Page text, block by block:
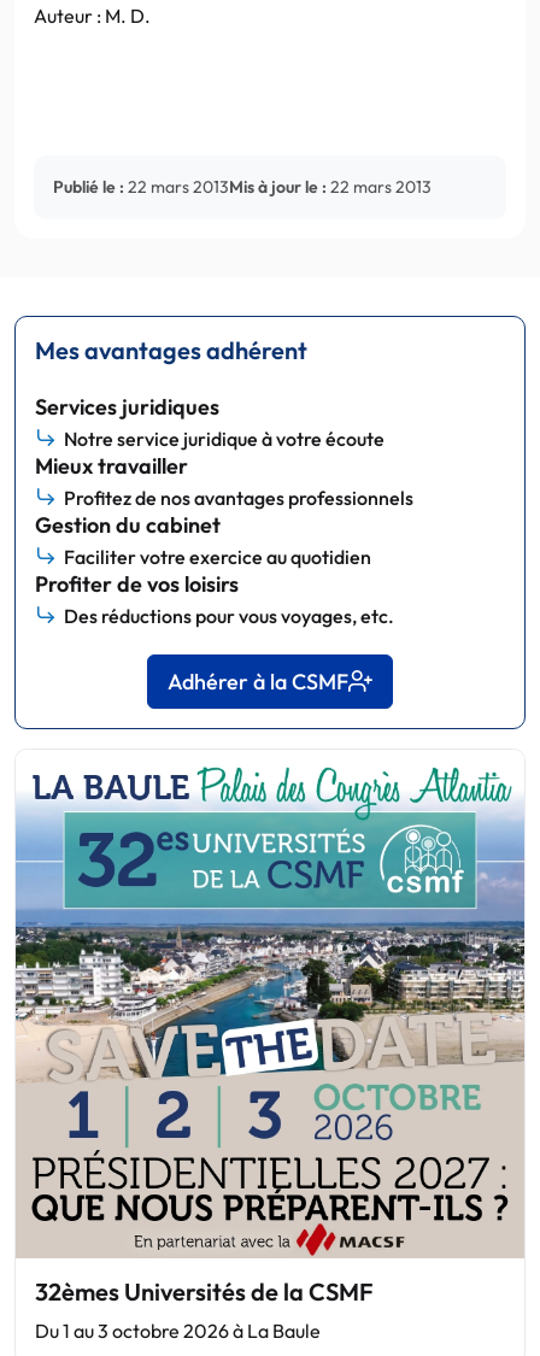
Auteur : M. D.
Publié le : 22 mars 2013Mis à jour le : 22 mars 2013
Mes avantages adhérent
Services juridiques
Notre service juridique à votre écoute
Mieux travailler
Profitez de nos avantages professionnels
Gestion du cabinet
Faciliter votre exercice au quotidien
Profiter de vos loisirs
Des réductions pour vous voyages, etc.
Adhérer à la CSMF
32èmes Universités de la CSMF
Du 1 au 3 octobre 2026 à La Baule